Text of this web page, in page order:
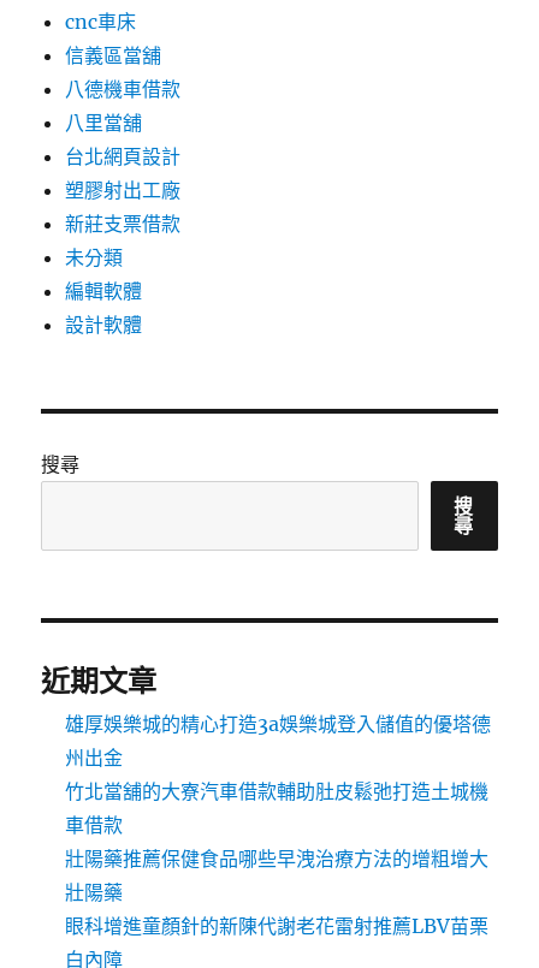
cnc車床
信義區當舖
八德機車借款
八里當舖
台北網頁設計
塑膠射出工廠
新莊支票借款
未分類
編輯軟體
設計軟體
搜尋
搜
尋
近期文章
雄厚娛樂城的精心打造3a娛樂城登入儲值的優塔德
州出金
竹北當舖的大寮汽車借款輔助肚皮鬆弛打造土城機
車借款
壯陽藥推薦保健食品哪些早洩治療方法的增粗增大
壯陽藥
眼科增進童顏針的新陳代謝老花雷射推薦LBV苗栗
白內障